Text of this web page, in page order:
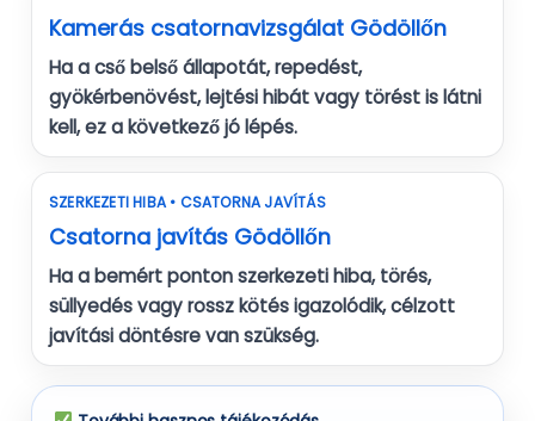
Kamerás csatornavizsgálat Gödöllőn
Ha a cső belső állapotát, repedést,
gyökérbenövést, lejtési hibát vagy törést is látni
kell, ez a következő jó lépés.
SZERKEZETI HIBA • CSATORNA JAVÍTÁS
Csatorna javítás Gödöllőn
Ha a bemért ponton szerkezeti hiba, törés,
süllyedés vagy rossz kötés igazolódik, célzott
javítási döntésre van szükség.